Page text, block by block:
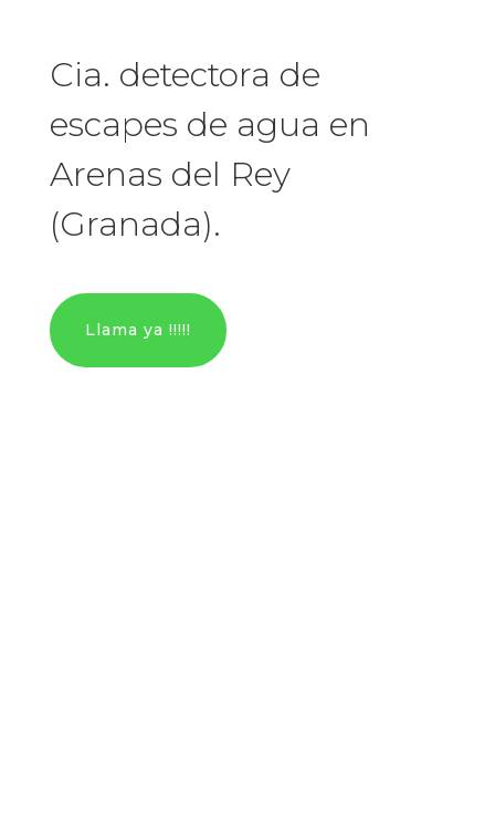
Cia. detectora de
escapes de agua en
Arenas del Rey
(Granada).
Llama ya !!!!!